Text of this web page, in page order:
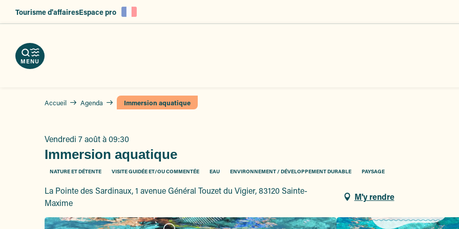
principal
Tourisme d'affairesEspace pro
MENU
Accueil Agenda Immersion aquatique
Vendredi 7 août à 09:30
Immersion aquatique
NATURE ET DÉTENTE VISITE GUIDÉE ET/OU COMMENTÉE EAU ENVIRONNEMENT / DÉVELOPPEMENT DURABLE PAYSAGE
La Pointe des Sardinaux, 1 avenue Général Touzet du Vigier, 83120 Sainte-
Maxime
M'y rendre